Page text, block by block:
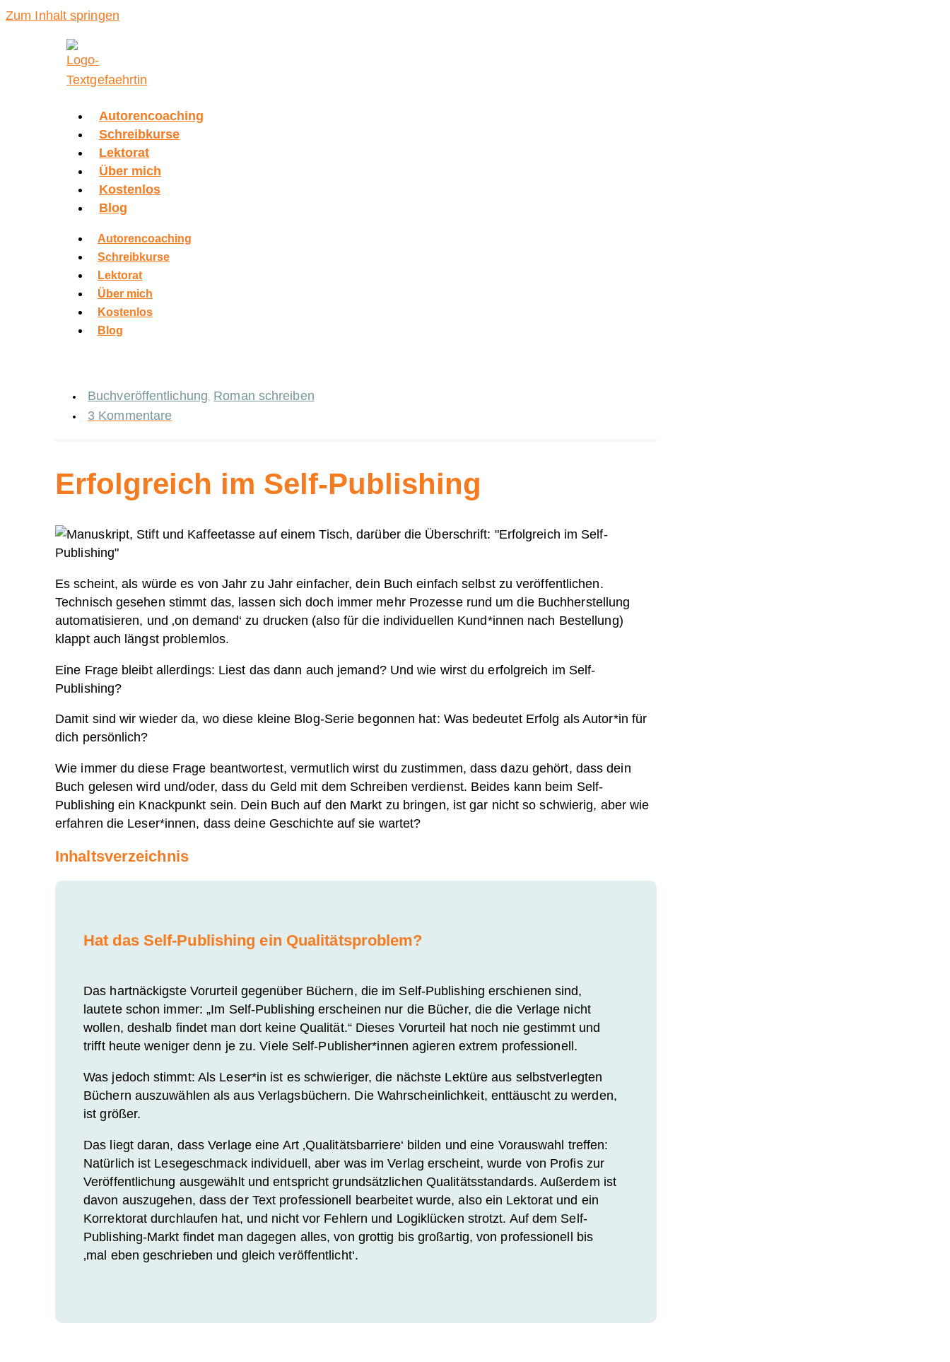
Zum Inhalt springen
Autorencoaching
Schreibkurse
Lektorat
Über mich
Kostenlos
Blog
Autorencoaching
Schreibkurse
Lektorat
Über mich
Kostenlos
Blog
Buchveröffentlichung Roman schreiben
3 Kommentare
Erfolgreich im Self-Publishing
Es scheint, als würde es von Jahr zu Jahr einfacher, dein Buch einfach selbst zu veröffentlichen.
Technisch gesehen stimmt das, lassen sich doch immer mehr Prozesse rund um die Buchherstellung
automatisieren, und ‚on demand‘ zu drucken (also für die individuellen Kund*innen nach Bestellung)
klappt auch längst problemlos.
Eine Frage bleibt allerdings: Liest das dann auch jemand? Und wie wirst du erfolgreich im Self-
Publishing?
Damit sind wir wieder da, wo diese kleine Blog-Serie begonnen hat: Was bedeutet Erfolg als Autor*in für
dich persönlich?
Wie immer du diese Frage beantwortest, vermutlich wirst du zustimmen, dass dazu gehört, dass dein
Buch gelesen wird und/oder, dass du Geld mit dem Schreiben verdienst. Beides kann beim Self-
Publishing ein Knackpunkt sein. Dein Buch auf den Markt zu bringen, ist gar nicht so schwierig, aber wie
erfahren die Leser*innen, dass deine Geschichte auf sie wartet?
Inhaltsverzeichnis
Hat das Self-Publishing ein Qualitätsproblem?
Das hartnäckigste Vorurteil gegenüber Büchern, die im Self-Publishing erschienen sind,
lautete schon immer: „Im Self-Publishing erscheinen nur die Bücher, die die Verlage nicht
wollen, deshalb findet man dort keine Qualität.“ Dieses Vorurteil hat noch nie gestimmt und
trifft heute weniger denn je zu.Viele Self-Publisher*innen agieren extrem professionell.
Was jedoch stimmt: Als Leser*in ist es schwieriger, die nächste Lektüre aus selbstverlegten
Büchern auszuwählen als aus Verlagsbüchern. Die Wahrscheinlichkeit, enttäuscht zu werden,
ist größer.
Das liegt daran, dass Verlage eine Art ‚Qualitätsbarriere‘ bilden und eine Vorauswahl treffen:
Natürlich ist Lesegeschmack individuell, aber was im Verlag erscheint, wurde von Profis zur
Veröffentlichung ausgewählt und entspricht grundsätzlichen Qualitätsstandards. Außerdem ist
davon auszugehen, dass der Text professionell bearbeitet wurde, also ein Lektorat und ein
Korrektorat durchlaufen hat, und nicht vor Fehlern und Logiklücken strotzt. Auf dem Self-
Publishing-Markt findet man dagegen alles, von grottig bis großartig, von professionell bis
‚mal eben geschrieben und gleich veröffentlicht‘.